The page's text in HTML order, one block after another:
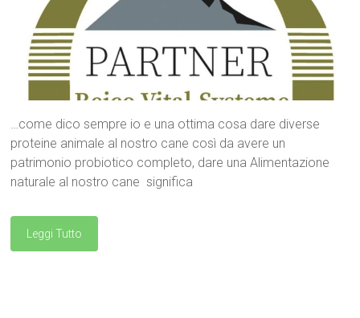
…come dico sempre io e una ottima cosa dare diverse
proteine animale al nostro cane così da avere un
patrimonio probiotico completo, dare una Alimentazione
naturale al nostro cane significa
Leggi Tutto